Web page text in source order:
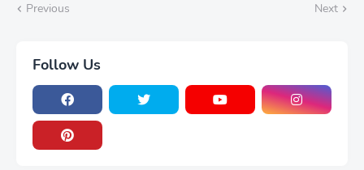
Previous Next
Follow Us